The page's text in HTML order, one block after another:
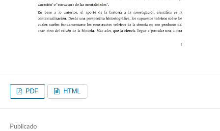
PDF HTML
Publicado